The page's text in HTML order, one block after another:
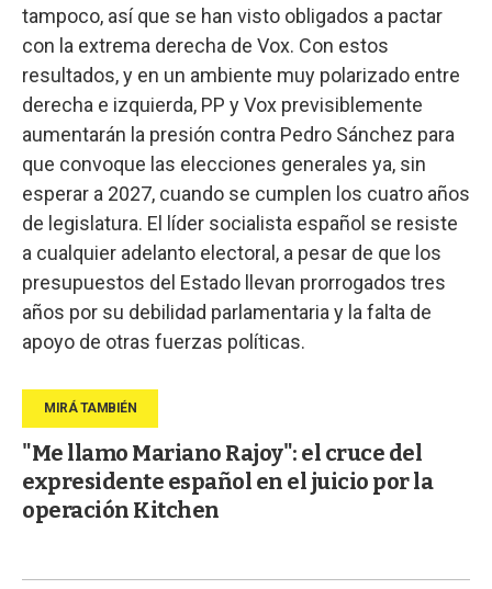
tampoco, así que se han visto obligados a pactar
con la extrema derecha de Vox. Con estos
resultados, y en un ambiente muy polarizado entre
derecha e izquierda, PP y Vox previsiblemente
aumentarán la presión contra Pedro Sánchez para
que convoque las elecciones generales ya, sin
esperar a 2027, cuando se cumplen los cuatro años
de legislatura. El líder socialista español se resiste
a cualquier adelanto electoral, a pesar de que los
presupuestos del Estado llevan prorrogados tres
años por su debilidad parlamentaria y la falta de
apoyo de otras fuerzas políticas.
"Me llamo Mariano Rajoy": el cruce del
expresidente español en el juicio por la
operación Kitchen